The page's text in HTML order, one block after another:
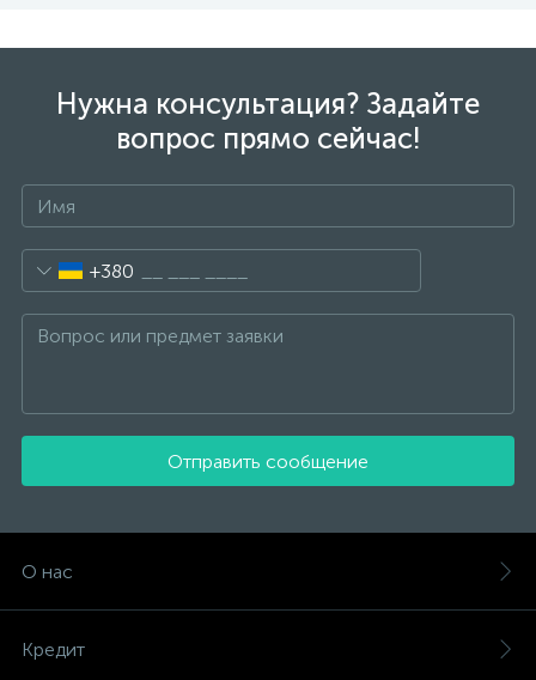
Нужна консультация? Задайте
вопрос прямо сейчас!
+380
Отправить сообщение
О нас
Кредит